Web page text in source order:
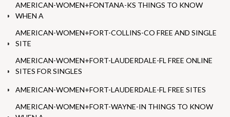
AMERICAN-WOMEN+FONTANA-KS THINGS TO KNOW
WHEN A
AMERICAN-WOMEN+FORT-COLLINS-CO FREE AND SINGLE
SITE
AMERICAN-WOMEN+FORT-LAUDERDALE-FL FREE ONLINE
SITES FOR SINGLES
AMERICAN-WOMEN+FORT-LAUDERDALE-FL FREE SITES
AMERICAN-WOMEN+FORT-WAYNE-IN THINGS TO KNOW